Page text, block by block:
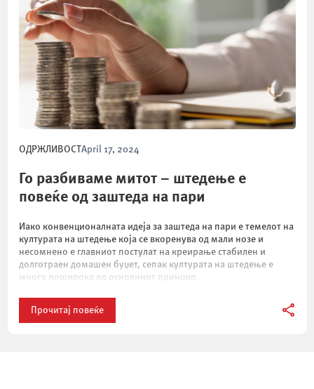
ОДРЖЛИВОСТApril 17, 2024
Го разбиваме митот – штедење е
повеќе од заштеда на пари
Иако конвенционалната идеја за заштеда на пари е темелот на
културата на штедење која се вкоренува од мали нозе и
несомнено е главниот постулат на креирање стабилен и
долготраен домашен буџет, сепак културата на штедење е
многу поширока од основниот принцип.
Прочитај повеќе